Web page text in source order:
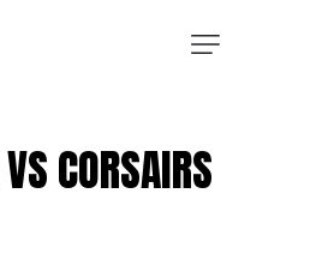
CORSAIRS